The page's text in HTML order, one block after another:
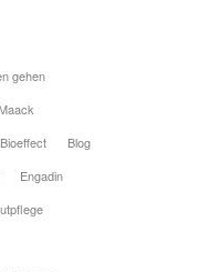
gehen
Bioeffect
Blog
Engadin